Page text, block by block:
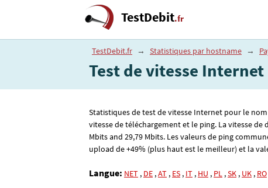
TestDebit.fr
TestDebit.fr → Statistiques par hostname →
Test de vitesse
Statistiques de test de vitesse Internet pour le
vitesse de téléchargement et le ping. La vitesse
Mbits and 29,79 Mbits. Les valeurs de ping
upload de +49% (plus haut est le meilleur) et la
Langue: NET , DE ,AT , ES , IT , HU , PL ,SK , UK , RO